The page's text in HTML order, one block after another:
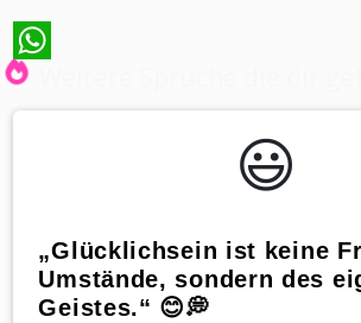
WhatsApp
Weitere Sprüche die dir
😃️
„Glücklichsein ist keine
Umstände, sondern des
Geistes.“ 😊💭